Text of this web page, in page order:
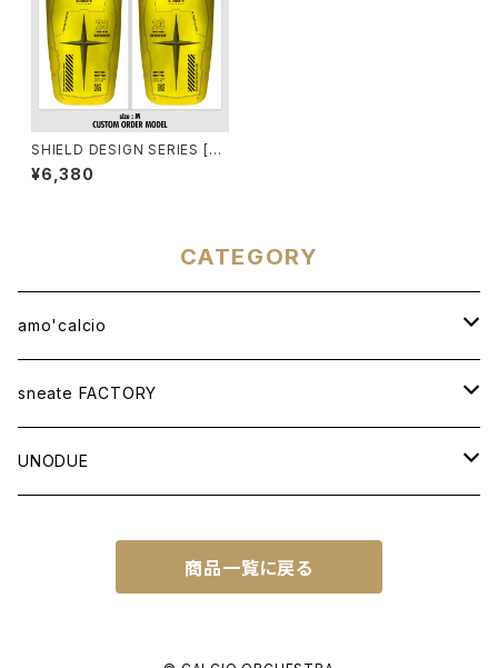
SHIELD DESIGN SERIES [YE
LLOW]
¥6,380
CATEGORY
amo'calcio
APPAREL
T-SHIRT
BAG
WOVEN TOTEBAG A4W
sneate FACTORY
ORIGINAL DESIGN
NATIONAL IDENTITY SERIES
UNODUE
FUTSAL BALL
SOCCER NOTE
商品一覧に戻る